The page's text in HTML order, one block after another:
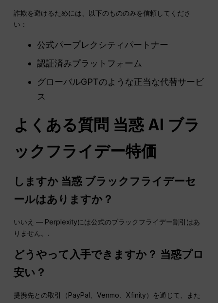
詐欺を避けるためには、以下のもののみを信頼してくださ
い：
公式パープレクシティパートナー
認証済みプラットフォーム
グローバルGPTのような正当な代替サービ
ス
よくある質問 当惑 AI ブラ
ックフライデー特価
しますか 当惑 ブラックフライデーセ
ールはありますか？
いいえ — Perplexityには公式のブラックフライデー割引はあ
りません。.
どうやって入手できますか？ 当惑プロ
安い？
提携先との取引（PayPal、Venmo、Xfinity）を通じて、また